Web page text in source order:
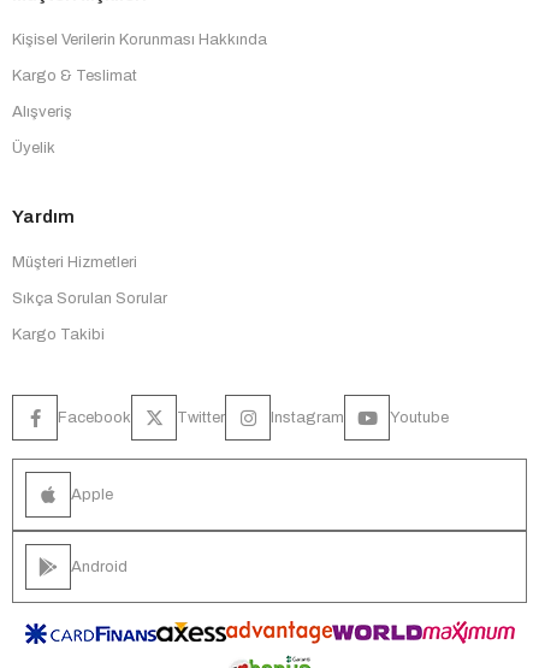
Kişisel Verilerin Korunması Hakkında
Kargo & Teslimat
Alışveriş
Üyelik
Yardım
Müşteri Hizmetleri
Sıkça Sorulan Sorular
Kargo Takibi
Facebook Twitter Instagram Youtube
Apple
Android